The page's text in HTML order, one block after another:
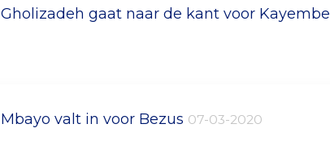
Gholizadeh gaat naar de kant voor Kayembe
Mbayo valt in voor Bezus 07-03-2020